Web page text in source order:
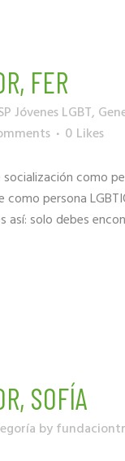
FER
Jóvenes LGBT,
0 Likes
como
persona
solo debes
SOFÍA
by